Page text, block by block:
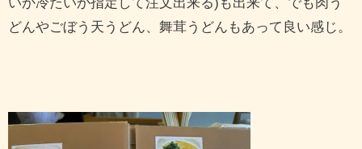
どんやごぼう天うどん、舞茸うどんもあって良い感じ。